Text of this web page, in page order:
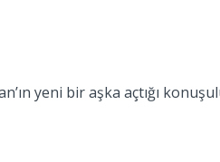
yeni bir aşka açtığı